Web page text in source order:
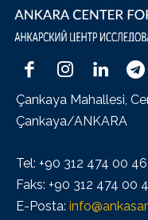
Çankaya Mahallesi,
Çankaya/ANKARA
Tel: +90 312 474 00 46
Faks: +90 312 474 00
E-Posta: